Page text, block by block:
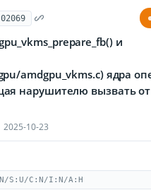
и
amdgpu_vkms.c) ядра
нарушителю вызвать
2025-10-23
S:U/C:N/I:N/A:H